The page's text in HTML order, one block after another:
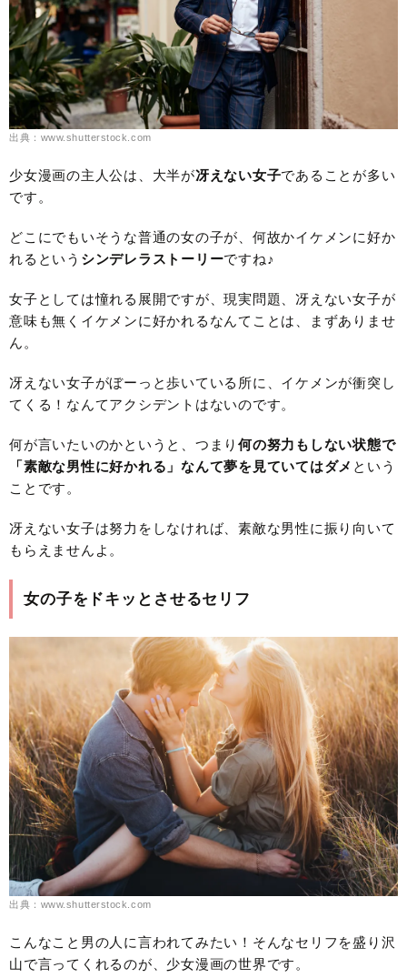
出典：www.shutterstock.com
少女漫画の主人公は、大半が冴えない女子であることが多い
です。
どこにでもいそうな普通の女の子が、何故かイケメンに好か
れるという シンデレラストーリーですね♪
女子としては憧れる展開ですが、現実問題、冴えない女子が
意味も無くイケメンに好かれるなんてことは、まずありませ
ん。
冴えない女子がぼーっと歩いている所に、イケメンが衝突し
てくる！なんてアクシデントはないのです。
何が言いたいのかというと、つまり 何の努力もしない状態で
「素敵な男性に好かれる」なんて夢を見ていてはダメ という
ことです。
冴えない女子は努力をしなければ、素敵な男性に振り向いて
もらえませんよ。
女の子をドキッとさせるセリフ
出典：www.shutterstock.com
こんなこと男の人に言われてみたい！そんなセリフを盛り沢
山で言ってくれるのが、少女漫画の世界です。